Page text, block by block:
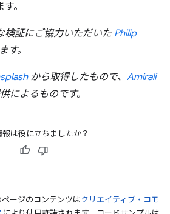
。
検証にご協力いただいた Philip
す。
から取得したもので、 Amirali
によるものです。
報は役に立ちましたか？
ージのコンテンツはクリエイティブ・コモ